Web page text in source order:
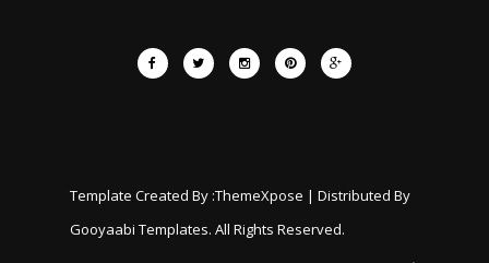
Template Created By :ThemeXpose | Distributed By
Gooyaabi Templates. All Rights Reserved.